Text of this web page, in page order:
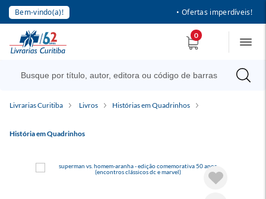
Bem-vindo(a)! • Ofertas imperdíveis!
0
Livrarias Curitiba Livros Histórias em Quadrinhos
História em Quadrinhos